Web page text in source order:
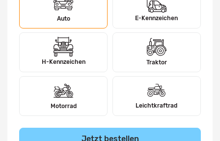
Auto E-Kennzeichen
H-Kennzeichen Traktor
Motorrad Leichtkraftrad
Jetzt bestellen